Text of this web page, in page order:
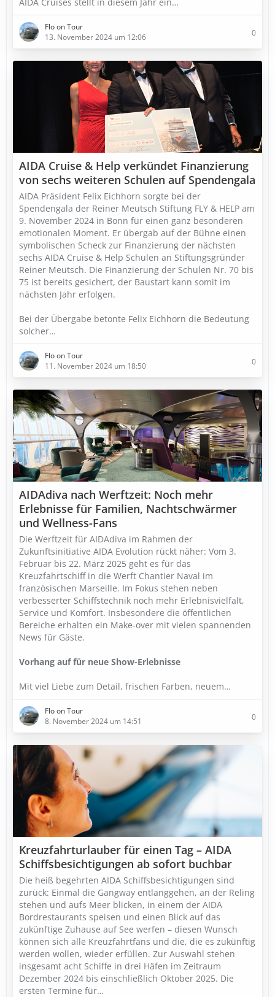
Flo on Tour
13. November 2024 um 12:06
0
AIDA Cruise & Help verkündet Finanzierung
von sechs weiteren Schulen auf Spendengala
AIDA Präsident Felix Eichhorn sorgte bei der
Spendengala der Reiner Meutsch Stiftung FLY & HELP am
9. November 2024 in Bonn für einen ganz besonderen
emotionalen Moment. Er übergab auf der Bühne einen
symbolischen Scheck zur Finanzierung der nächsten
sechs AIDA Cruise & Help Schulen an Stiftungsgründer
Reiner Meutsch. Die Finanzierung der Schulen Nr. 70 bis
75 ist bereits gesichert, der Baustart kann somit im
nächsten Jahr erfolgen.
Bei der Übergabe betonte Felix Eichhorn die Bedeutung
solcher…
Flo on Tour
11. November 2024 um 18:50
0
AIDAdiva nach Werftzeit: Noch mehr
Erlebnisse für Familien, Nachtschwärmer
und Wellness-Fans
Die Werftzeit für AIDAdiva im Rahmen der
Zukunftsinitiative AIDA Evolution rückt näher: Vom 3.
Februar bis 22. März 2025 geht es für das
Kreuzfahrtschiff in die Werft Chantier Naval im
französischen Marseille. Im Fokus stehen neben
verbesserter Schiffstechnik noch mehr Erlebnisvielfalt,
Service und Komfort. Insbesondere die öffentlichen
Bereiche erhalten ein Make-over mit vielen spannenden
News für Gäste.
Vorhang auf für neue Show-Erlebnisse
Mit viel Liebe zum Detail, frischen Farben, neuem…
Flo on Tour
8. November 2024 um 14:51
0
Kreuzfahrturlauber für einen Tag – AIDA
Schiffsbesichtigungen ab sofort buchbar
Die heiß begehrten AIDA Schiffsbesichtigungen sind
zurück: Einmal die Gangway entlanggehen, an der Reling
stehen und aufs Meer blicken, in einem der AIDA
Bordrestaurants speisen und einen Blick auf das
zukünftige Zuhause auf See werfen – diesen Wunsch
können sich alle Kreuzfahrtfans und die, die es zukünftig
werden wollen, wieder erfüllen. Zur Auswahl stehen
insgesamt acht Schiffe in drei Häfen im Zeitraum
Dezember 2024 bis einschließlich Oktober 2025. Die
ersten Termine für…